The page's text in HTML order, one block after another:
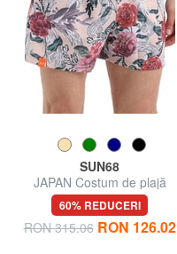
SUN68
JAPAN Costum de plajă
pentru bărbați
60% REDUCERI
RON 315.06 RON 126.02